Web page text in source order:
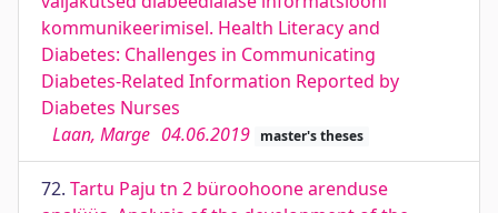
kommunikeerimisel. Health Literacy and
Diabetes: Challenges in Communicating
Diabetes-Related Information Reported by
Diabetes Nurses
Laan, Marge 04.06.2019 master's theses
72. Tartu Paju tn 2 büroohoone arenduse